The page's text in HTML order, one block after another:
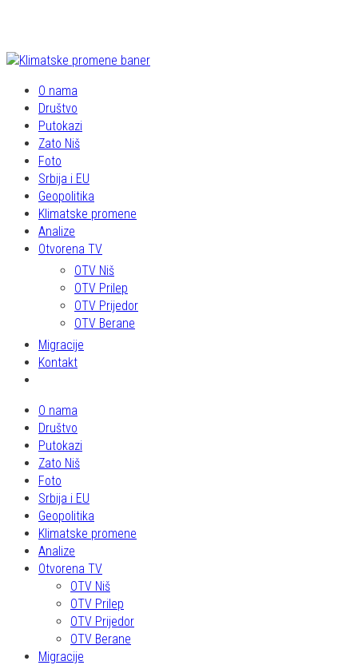
O nama
Društvo
Putokazi
Zato Niš
Foto
Srbija i EU
Geopolitika
Klimatske promene
Analize
Otvorena TV
OTV Niš
OTV Prilep
OTV Prijedor
OTV Berane
Migracije
Kontakt
O nama
Društvo
Putokazi
Zato Niš
Foto
Srbija i EU
Geopolitika
Klimatske promene
Analize
Otvorena TV
OTV Niš
OTV Prilep
OTV Prijedor
OTV Berane
Migracije